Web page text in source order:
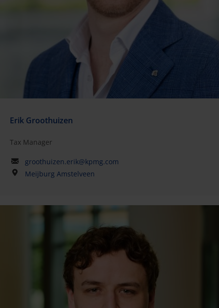
Erik Groothuizen
Tax Manager
groothuizen.erik@kpmg.com
Meijburg Amstelveen